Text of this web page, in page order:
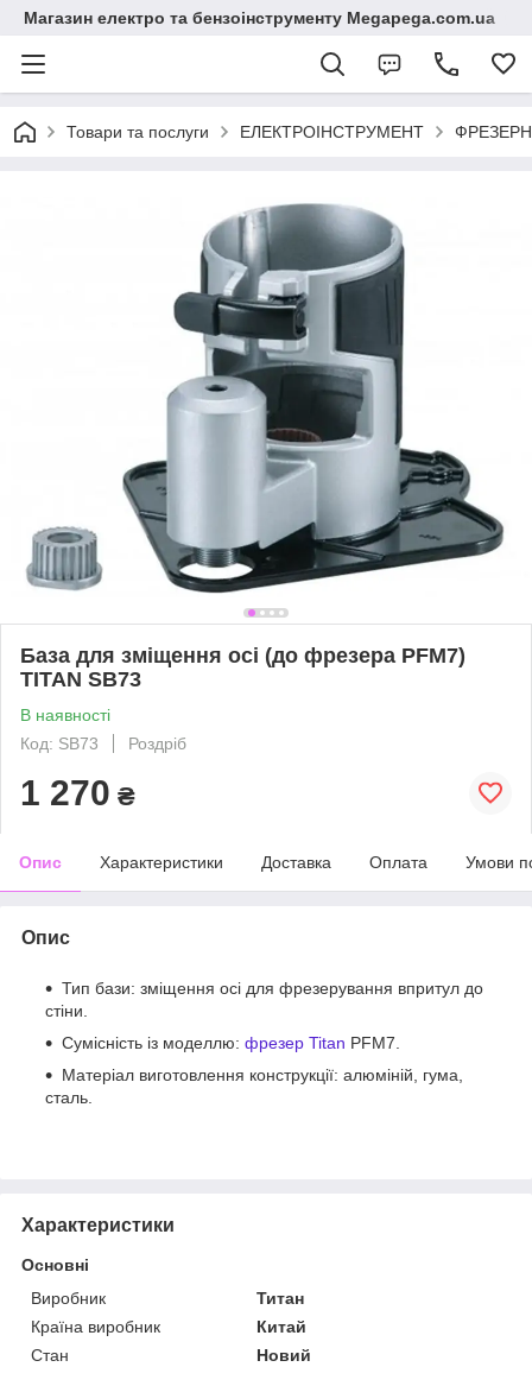
Магазин електро та бензоінструменту Megapega.com.ua
Товари та послуги ЕЛЕКТРОІНСТРУМЕНТ
База для зміщення осі (до фрезера PFM7)
TITAN SB73
В наявності
Код: SB73
Роздріб
1 270 ₴
Опис Характеристики Доставка Оплата Умови
Опис
Тип бази: зміщення осі для фрезерування впритул до
стіни.
Сумісність із моделлю: фрезер Titan PFM7.
Матеріал виготовлення конструкції: алюміній, гума,
сталь.
Характеристики
Основні
Виробник
Титан
Країна виробник
Китай
Стан
Новий